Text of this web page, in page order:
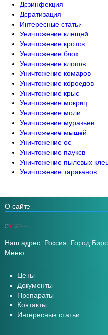
Дезинфекция
Дератизация
Интересные статьи
Уничтожение клещей
Уничтожение кротов
Уничтожение блох
Уничтожение клопов
Уничтожение комаров
Уничтожение короедов
Уничтожение крыс
Уничтожение мокриц
Уничтожение моли
Уничтожение муравьев
Уничтожение мышей
Уничтожение ос
Уничтожение пауков
Уничтожение пылевых
Уничтожение тараканов
О сайте
Наш адрес: Россия, Город
Меню
Цены
Документы
Препараты
Контакты
Интересные статьи